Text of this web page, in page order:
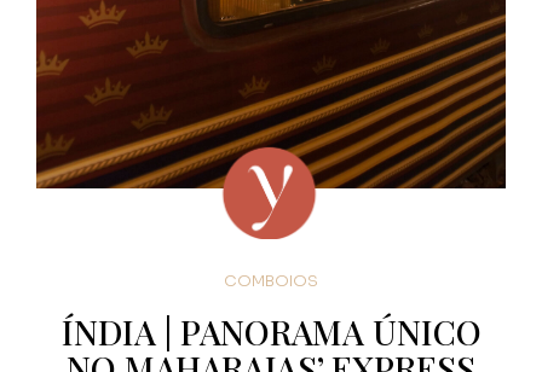
COMBOIOS
ÍNDIA | PANORAMA ÚNICO